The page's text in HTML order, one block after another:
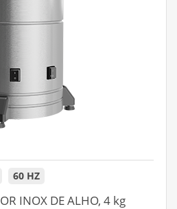
60 HZ
INOX DE ALHO, 4 kg